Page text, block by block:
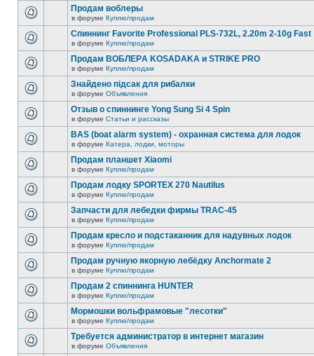
Продам воблеры
в форуме Куплю/продам
Спиннинг Favorite Professional PLS-732L, 2.20m 2-10g Fast
в форуме Куплю/продам
Продам ВОБЛЕРA KOSADAKA и STRIKE PRO
в форуме Куплю/продам
Знайдено підсак для рибалки
в форуме Объявления
Отзыв о спиннинге Yong Sung Si 4 Spin
в форуме Статьи и рассказы
BAS (boat alarm system) - охранная система для лодок
в форуме Катера, лодки, моторы
Продам планшет Xiaomi
в форуме Куплю/продам
Продам лодку SPORTEX 270 Nautilus
в форуме Куплю/продам
Запчасти для лебедки фирмы TRAC-45
в форуме Куплю/продам
Продам кресло и подстаканник для надувных лодок
в форуме Куплю/продам
Продам ручную якорную лебёдку Anchormate 2
в форуме Куплю/продам
Продам 2 спиннинга HUNTER
в форуме Куплю/продам
Мормошки вольфрамовые "лесотки"
в форуме Куплю/продам
Требуется администратор в интернет магазин
в форуме Объявления